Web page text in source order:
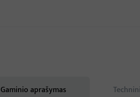
Gaminio aprašymas